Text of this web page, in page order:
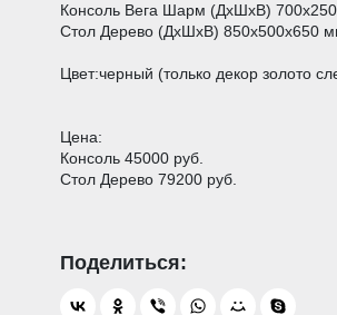
Консоль Вега Шарм (ДхШхВ)
Стол Дерево (ДхШхВ) 850х500х650
Цвет:черный (только декор золото
Цена:
Консоль 45000 руб.
Стол Дерево 79200 руб.